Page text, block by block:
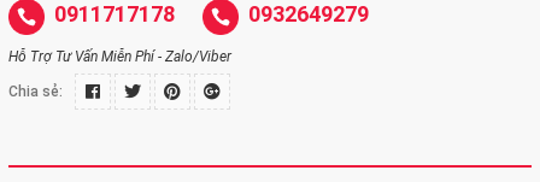
0911717178 0932649279
Hỗ Trợ Tư Vấn Miễn Phí - Zalo/Viber
Chia sẻ: